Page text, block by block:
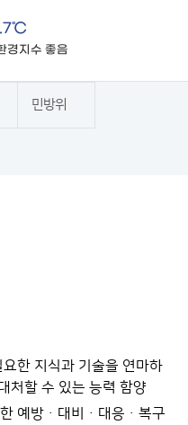
경지수 좋음
민방위
한 지식과 기술을 연마하
처할 수 있는 능력 함양
예방ㆍ대비ㆍ대응ㆍ복구